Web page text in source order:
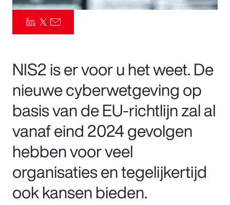
NIS2 is er voor u het weet. De
nieuwe cyberwetgeving op
basis van de EU-richtlijn zal al
vanaf eind 2024 gevolgen
hebben voor veel
organisaties en tegelijkertijd
ook kansen bieden.